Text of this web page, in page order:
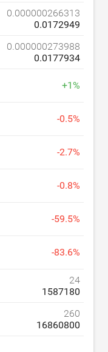
0.000000266313
0.0172949
0.000000273988
0.0177934
+1%
-0.5%
-2.7%
-0.8%
-59.5%
-83.6%
24
1587180
260
16860800